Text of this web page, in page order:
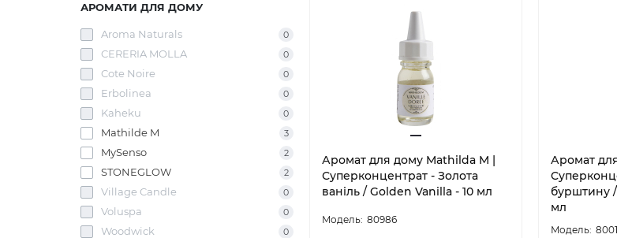
АРОМАТИ ДЛЯ ДОМУ
Aroma Naturals 0
CERERIA MOLLA 0
Cote Noire 0
Erbolinea 0
Kaheku 0
Mathilde M 3
MySenso 2
STONEGLOW 2
Village Candle 0
Voluspa 0
Woodwick 0
Аромат для дому Mathilda M |
Суперконцентрат - Золота
ваніль / Golden Vanilla - 10 мл
80986
Аромат
бурштину
мл